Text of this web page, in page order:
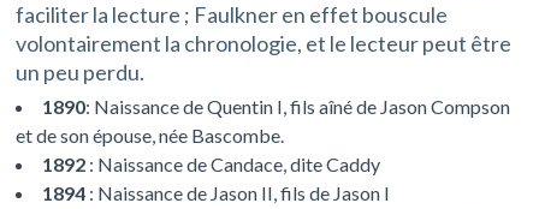
faciliter la lecture ; Faulkner en effet bouscule
volontairement la chronologie, et le lecteur peut être
un peu perdu.
1890: Naissance de Quentin I, fils aîné de Jason Compson
et de son épouse, née Bascombe.
1892 : Naissance de Candace, dite Caddy
1894 : Naissance de Jason II, fils de Jason I